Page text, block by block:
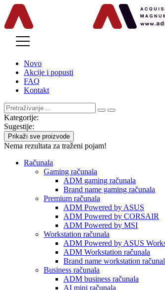
Novo
Akcije i popusti
FAQ
Kontakt
Kategorije:
Sugestije:
Prikaži sve proizvode
Nema rezultata za traženi pojam!
Računala
Gaming računala
ADM gaming računala
Brand name gaming računala
Premium računala
ADM Powered by ASUS
ADM Powered by CORSAIR
ADM Powered by MSI
Workstation računala
ADM Powered by ASUS
ADM Workstation računala
Brand name workstation
Business računala
ADM business računala
AI mini računala